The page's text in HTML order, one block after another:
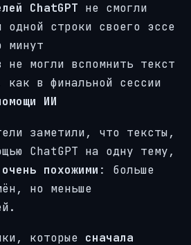
ChatGPT не смогли
одной строки своего эссе
минут
не могли вспомнить текст
как в финальной сессии
ИИ
заметили, что тексты,
ChatGPT на одну тему,
очень похожими : больше
но меньше
которые сначала